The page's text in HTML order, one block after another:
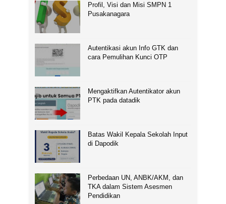
Profil, Visi dan Misi SMPN 1
Pusakanagara
Autentikasi akun Info GTK dan
cara Pemulihan Kunci OTP
Mengaktifkan Autentikator akun
PTK pada datadik
Batas Wakil Kepala Sekolah Input
di Dapodik
Perbedaan UN, ANBK/AKM, dan
TKA dalam Sistem Asesmen
Pendidikan